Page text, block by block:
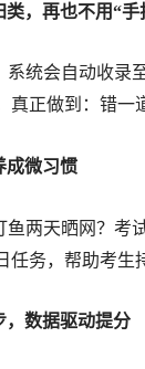
类，再也不用“手
统会自动收录至
正做到：错一
成微习惯
天晒网？考试
任务，帮助考生
，数据驱动提分